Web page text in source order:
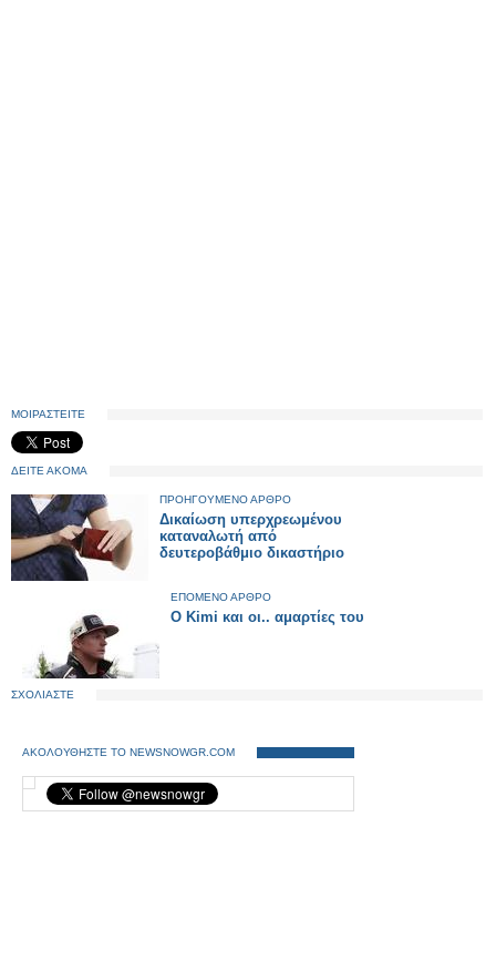
ΜΟΙΡΑΣΤΕΙΤΕ
ΔΕΙΤΕ ΑΚΟΜΑ
ΠΡΟΗΓΟΥΜΕΝΟ ΑΡΘΡΟ
Δικαίωση υπερχρεωμένου
καταναλωτή από
δευτεροβάθμιο δικαστήριο
ΕΠΟΜΕΝΟ ΑΡΘΡΟ
O Kimi και οι.. αμαρτίες του
ΣΧΟΛΙΑΣΤΕ
ΑΚΟΛΟΥΘΗΣΤΕ ΤΟ NEWSNOWGR.COM